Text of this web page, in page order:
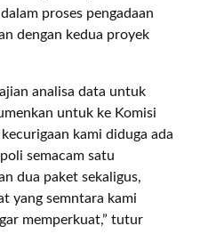
proses pengadaan
dengan kedua proyek
analisa data untuk
untuk ke Komisi
kami diduga ada
semacam satu
dua paket sekaligus,
yang semntara kami
memperkuat,” tutur